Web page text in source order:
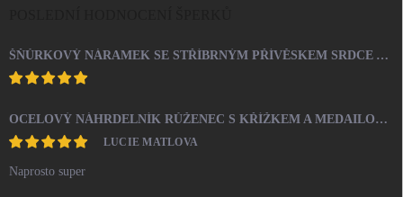
ŠŇŮRKOVÝ NÁRAMEK SE STŘÍBRNÝM PŘÍVĚSKEM SRDCE A KRYSTALY SWAROVSKI CRYSTAL (STŘÍBRO 925/1000)
OCELOVÝ NÁHRDELNÍK RŮŽENEC S KŘÍŽKEM A MEDAILONEM
LUCIE MATLOVA
Naprosto super